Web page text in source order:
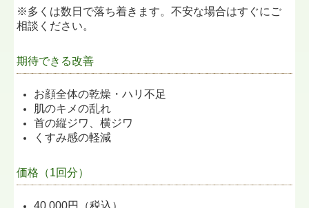
※多くは数日で落ち着きます。不安な場合はすぐにご
相談ください。
期待できる改善
お顔全体の乾燥・ハリ不足
肌のキメの乱れ
首の縦ジワ、横ジワ
くすみ感の軽減
価格（1回分）